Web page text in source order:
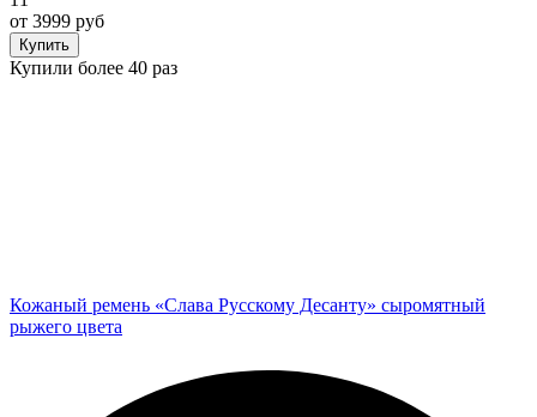
от 3999 руб
Купить
Купили более 40 раз
Кожаный ремень «Слава Русскому Десанту» сыромятный
рыжего цвета